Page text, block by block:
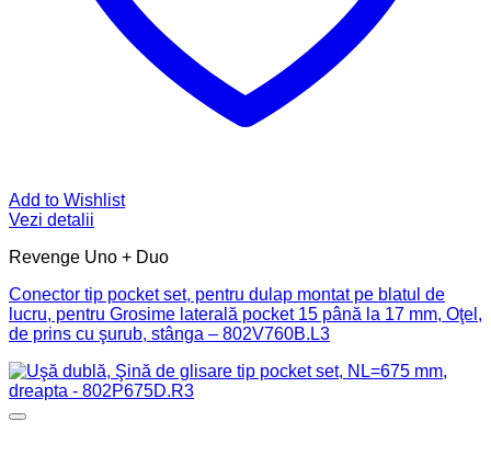
Add to Wishlist
Vezi detalii
Revenge Uno + Duo
Conector tip pocket set, pentru dulap montat pe blatul de
lucru, pentru Grosime laterală pocket 15 până la 17 mm, Oţel,
de prins cu şurub, stânga – 802V760B.L3